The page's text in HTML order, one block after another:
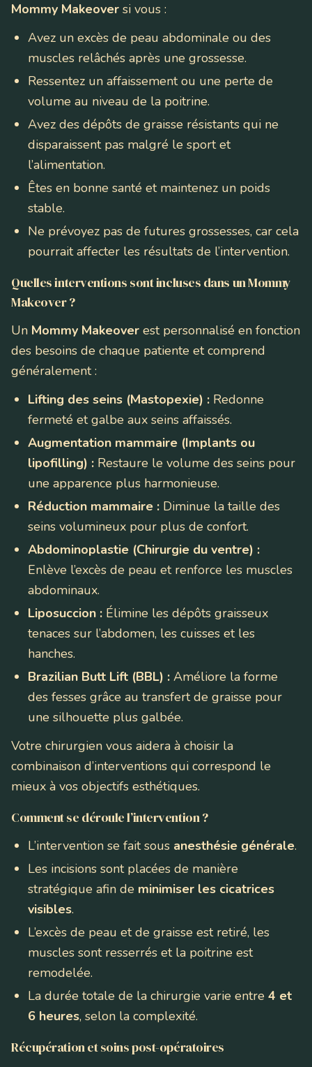
Mommy Makeover si vous :
Avez un excès de peau abdominale ou des
muscles relâchés après une grossesse.
Ressentez un affaissement ou une perte de
volume au niveau de la poitrine.
Avez des dépôts de graisse résistants qui ne
disparaissent pas malgré le sport et
l’alimentation.
Êtes en bonne santé et maintenez un poids
stable.
Ne prévoyez pas de futures grossesses, car cela
pourrait affecter les résultats de l’intervention.
Quelles interventions sont incluses dans un Mommy
Makeover ?
Un Mommy Makeover est personnalisé en fonction
des besoins de chaque patiente et comprend
généralement :
Lifting des seins (Mastopexie) : Redonne
fermeté et galbe aux seins affaissés.
Augmentation mammaire (Implants ou
lipofilling) : Restaure le volume des seins pour
une apparence plus harmonieuse.
Réduction mammaire : Diminue la taille des
seins volumineux pour plus de confort.
Abdominoplastie (Chirurgie du ventre) :
Enlève l’excès de peau et renforce les muscles
abdominaux.
Liposuccion : Élimine les dépôts graisseux
tenaces sur l’abdomen, les cuisses et les
hanches.
Brazilian Butt Lift (BBL) : Améliore la forme
des fesses grâce au transfert de graisse pour
une silhouette plus galbée.
Votre chirurgien vous aidera à choisir la
combinaison d’interventions qui correspond le
mieux à vos objectifs esthétiques.
Comment se déroule l’intervention ?
L’intervention se fait sous anesthésie générale.
Les incisions sont placées de manière
stratégique afin de minimiser les cicatrices
visibles.
L’excès de peau et de graisse est retiré, les
muscles sont resserrés et la poitrine est
remodelée.
La durée totale de la chirurgie varie entre 4 et
6 heures, selon la complexité.
Récupération et soins post-opératoires